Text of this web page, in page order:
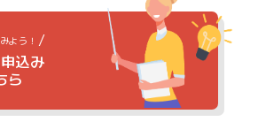
よう！
込み
ら